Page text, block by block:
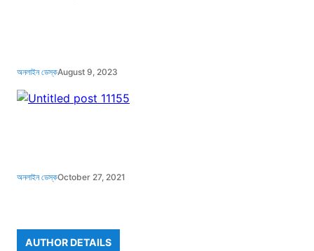
অনলাইন ডেস্কAugust 9, 2023
অনলাইন ডেস্কOctober 27, 2021
AUTHOR DETAILS